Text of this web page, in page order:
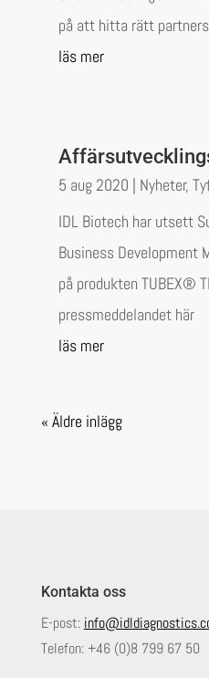
på att hitta rätt
läs mer
5 aug 2020 | Nyheter,
IDL Biotech har utsett
Business Development
på produkten TUBEX®
pressmeddelandet här
läs mer
« Äldre inlägg
Kontakta oss
E-post:
Telefon:+46 (0)8 799 67 50